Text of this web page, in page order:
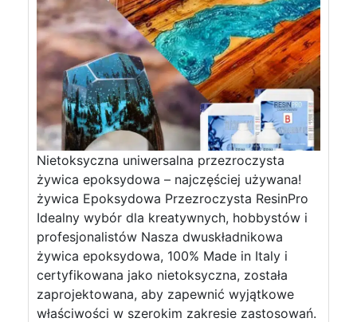
Nietoksyczna uniwersalna przezroczysta
żywica epoksydowa – najczęściej używana!
żywica Epoksydowa Przezroczysta ResinPro
Idealny wybór dla kreatywnych, hobbystów i
profesjonalistów Nasza dwuskładnikowa
żywica epoksydowa, 100% Made in Italy i
certyfikowana jako nietoksyczna, została
zaprojektowana, aby zapewnić wyjątkowe
właściwości w szerokim zakresie zastosowań.